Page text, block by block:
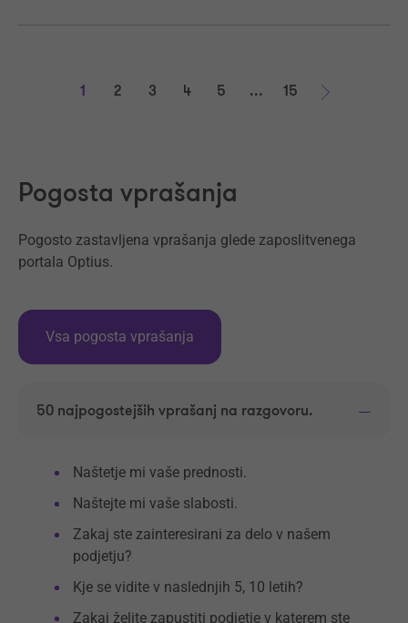
1 2 3 4 5 ...
15
Pogosta vprašanja
Pogosto zastavljena vprašanja glede zaposlitvenega
portala Optius.
Vsa pogosta vprašanja
50 najpogostejših vprašanj na razgovoru.
Naštetje mi vaše prednosti.
Naštejte mi vaše slabosti.
Zakaj ste zainteresirani za delo v našem
podjetju?
Kje se vidite v naslednjih 5, 10 letih?
Zakaj želite zapustiti podjetje v katerem ste